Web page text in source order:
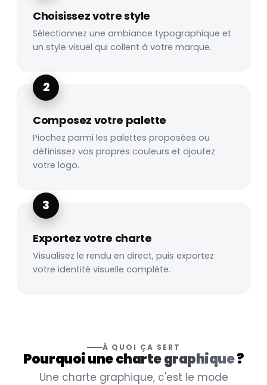
Choisissez votre style
Sélectionnez une ambiance typographique et
un style visuel qui collent à votre marque.
2
Composez votre palette
Piochez parmi les palettes proposées ou
définissez vos propres couleurs et ajoutez
votre logo.
3
Exportez votre charte
Visualisez le rendu en direct, puis exportez
votre identité visuelle complète.
À QUOI ÇA SERT
Pourquoi unecharte graphique?
Une charte graphique, c'est le mode